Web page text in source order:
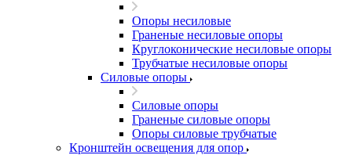
Опоры несиловые
Граненые несиловые опоры
Круглоконические несиловые опоры
Трубчатые несиловые опоры
Силовые опоры
Силовые опоры
Граненые силовые опоры
Опоры силовые трубчатые
Кронштейн освещения для опор